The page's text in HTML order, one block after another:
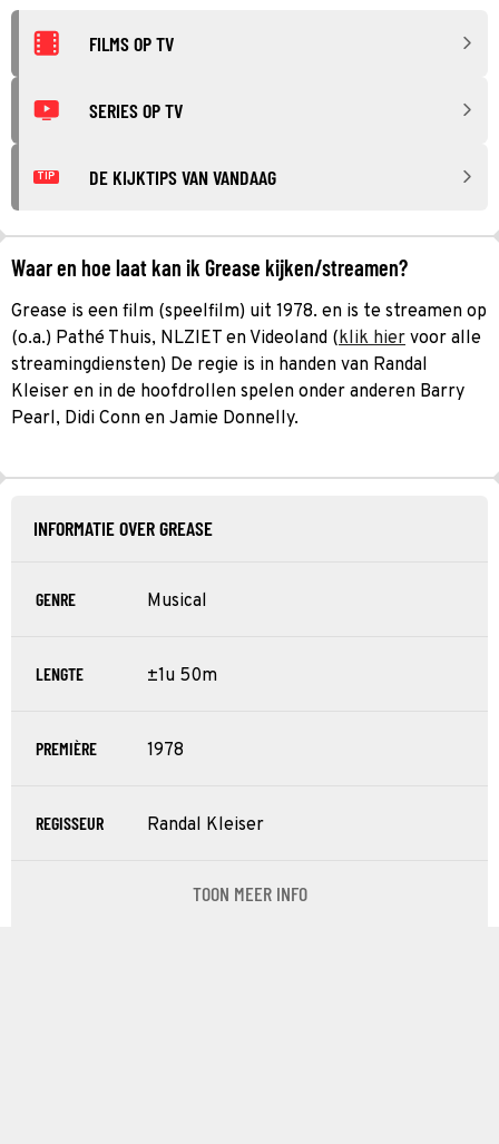
FILMS OP TV
SERIES OP TV
TIP DE KIJKTIPS VAN VANDAAG
Waar en hoe laat kan ik Grease kijken/streamen?
Grease is een film (speelfilm) uit 1978. en is te streamen op
(o.a.) Pathé Thuis, NLZIET en Videoland (klik hier voor alle
streamingdiensten) De regie is in handen van Randal
Kleiser en in de hoofdrollen spelen onder anderen Barry
Pearl, Didi Conn en Jamie Donnelly.
INFORMATIE OVER GREASE
GENRE Musical
LENGTE ±1u 50m
PREMIÈRE 1978
REGISSEUR Randal Kleiser
TOON MEER INFO